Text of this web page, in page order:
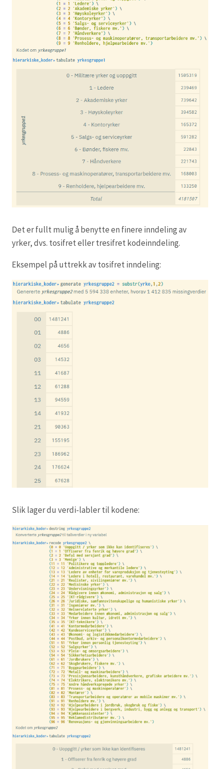
Det er fullt mulig å benytte en finere inndeling av
yrker, dvs. tosifret eller tresifret kodeinndeling.
Eksempel på uttrekk av tosifret inndeling:
Slik lager du verdi-labler til kodene: